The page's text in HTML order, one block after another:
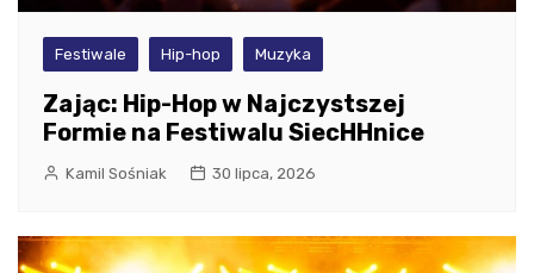
Festiwale Hip-hop Muzyka
Zając: Hip-Hop w Najczystszej
Formie na Festiwalu SiecHHnice
Kamil Sośniak 30 lipca, 2026